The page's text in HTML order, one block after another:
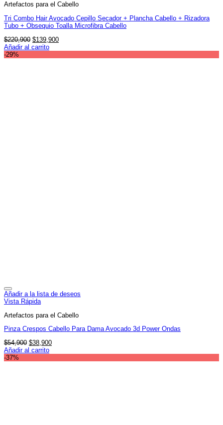
Artefactos para el Cabello
Tri Combo Hair Avocado Cepillo Secador + Plancha Cabello + Rizadora
Tubo + Obsequio Toalla Microfibra Cabello
$220,900 El
precio
$139,900El
Añadir al carrito
-29%
Añadir a la lista de deseos
Vista Rápida
Artefactos para el Cabello
Pinza Crespos Cabello Para Dama Avocado 3d Power Ondas
$54,900 El
precio
$38,900El
Añadir al carrito
-37%